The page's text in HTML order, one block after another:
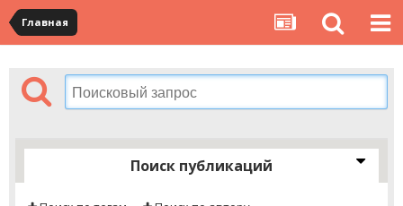
Главная
Поиск публикаций